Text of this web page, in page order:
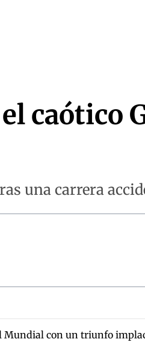
caótico
una carrera
Mundial con un triunfo